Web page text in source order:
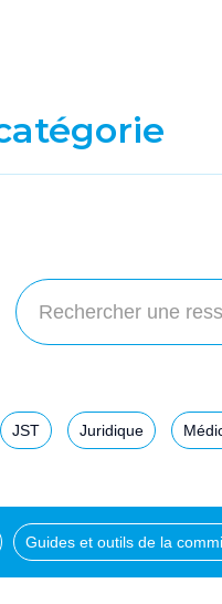
JST Juridique
Guides et outils de la